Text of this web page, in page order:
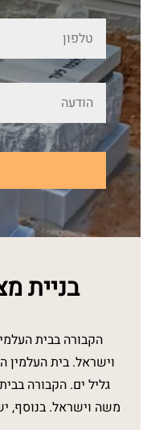
בניית
הקבורה בבית
וישראל. בית העלמין
גליל ים. הקבורה
משה וישראל. בנוסף,